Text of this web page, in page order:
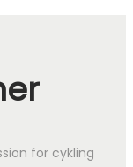
for cykling